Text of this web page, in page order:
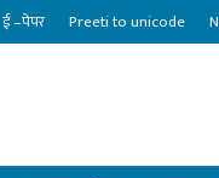
ई –पेपर Preeti to unicode